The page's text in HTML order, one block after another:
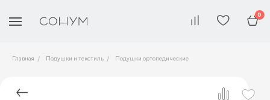
0
Главная Подушки и текстиль Подушки ортопедические